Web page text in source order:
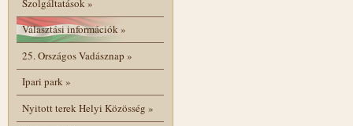
Szolgáltatások»
Választási információk»
25. Országos Vadásznap »
Ipari park»
Nyitott terek Helyi Közösség »